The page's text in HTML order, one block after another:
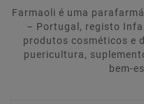
Farmaoli é uma
– Portugal, registo
produtos cosméticos e
puericultura,
bem-